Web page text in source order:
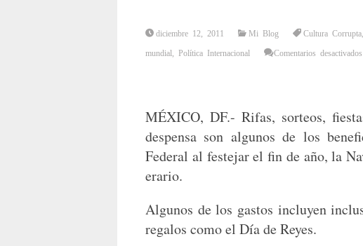
diciembre 12, 2011 Mi Blog Cultura Corrupta
mundial Política Internacional Comentarios desactivados
MÉXICO, DF.- Rifas, sorteos,
despensa son algunos de los
Federal al festejar el fin de año, la
erario.
Algunos de los gastos incluyen
regalos como el Día de Reyes.